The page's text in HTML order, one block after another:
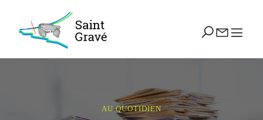
AU QUOTIDIEN